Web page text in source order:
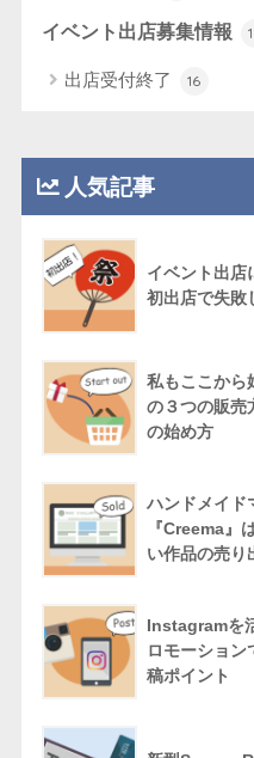
イベント出店募集情報
出店受付終了 16
人気記事
イベント出店
初出店で失敗
私もここから
の３つの販売
の始め方
ハンドメイド
『Creema』
い作品の売り
Instagramを
ロモーション
稿ポイント